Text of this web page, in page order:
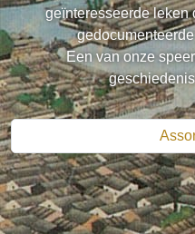
geïnteresseerde leken
Een van onze